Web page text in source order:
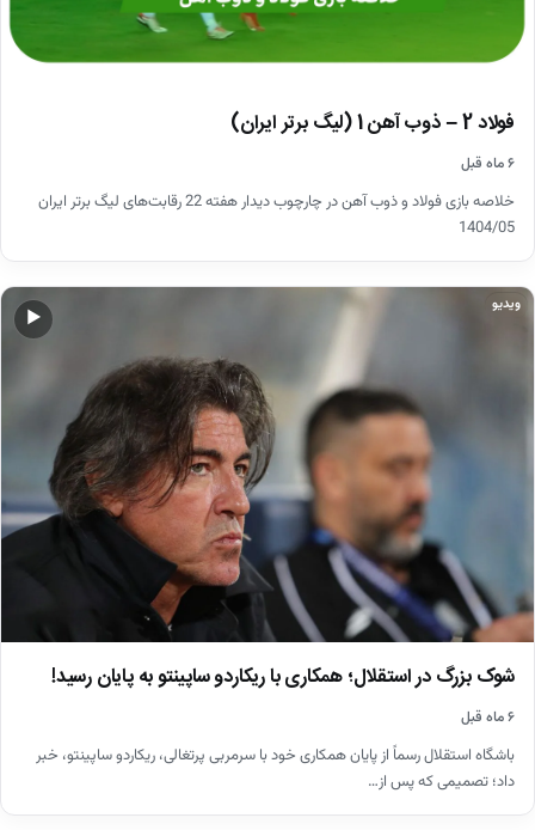
فولاد 2 – ذوب آهن 1 (لیگ برتر ایران)
۶ ماه قبل
خلاصه بازی فولاد و ذوب آهن در چارچوب دیدار هفته 22 رقابت‌های لیگ برتر ایران
1404/05
▶
ویدیو
شوک بزرگ در استقلال؛ همکاری با ریکاردو ساپینتو به پایان رسید!
۶ ماه قبل
باشگاه استقلال رسماً از پایان همکاری خود با سرمربی پرتغالی، ریکاردو ساپینتو، خبر
داد؛ تصمیمی که پس از…